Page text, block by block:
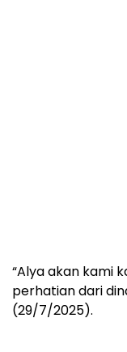
“Alya akan kami
perhatian dari
(29/7/2025).